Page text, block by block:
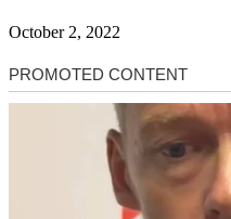
October 2, 2022